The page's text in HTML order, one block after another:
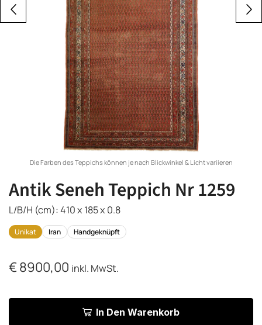
Die Farben des Teppichs können je nach Blickwinkel & Licht variieren
Antik Seneh Teppich Nr 1259
L/B/H (cm): 410 x 185 x 0.8
Unikat Iran Handgeknüpft
€8900,00 inkl. MwSt.
In Den Warenkorb